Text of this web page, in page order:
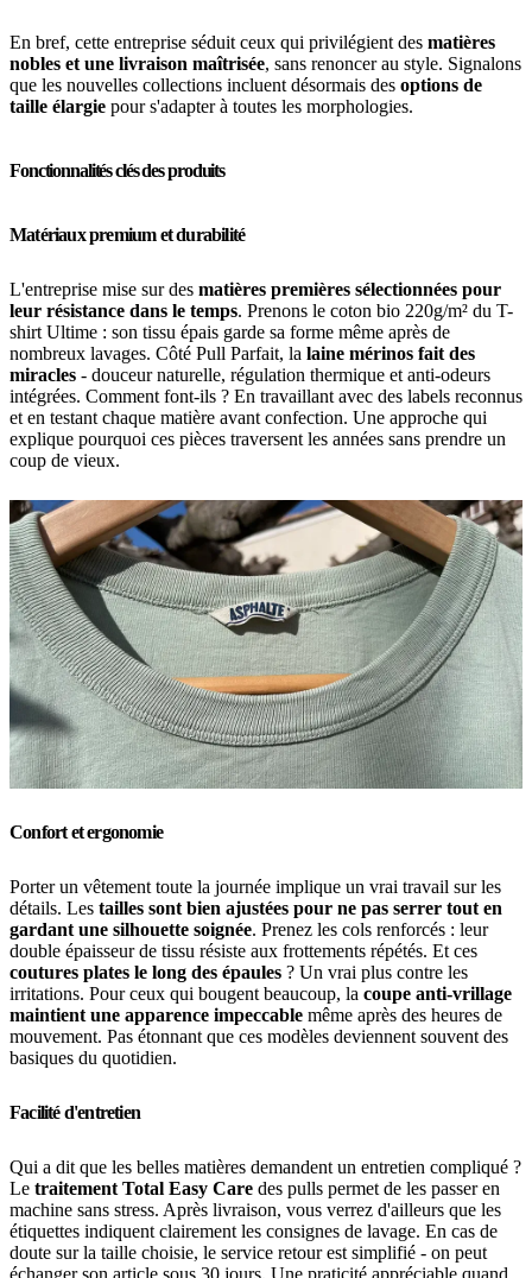
En bref, cette entreprise séduit ceux qui privilégient des matières
nobles et une livraison maîtrisée, sans renoncer au style. Signalons
que les nouvelles collections incluent désormais des options de
taille élargie pour s'adapter à toutes les morphologies.
Fonctionnalités clés des produits
Matériaux premium et durabilité
L'entreprise mise sur des matières premières sélectionnées pour
leur résistance dans le temps. Prenons le coton bio 220g/m² du T-
shirt Ultime : son tissu épais garde sa forme même après de
nombreux lavages. Côté Pull Parfait, la laine mérinos fait des
miracles - douceur naturelle, régulation thermique et anti-odeurs
intégrées. Comment font-ils ? En travaillant avec des labels reconnus
et en testant chaque matière avant confection. Une approche qui
explique pourquoi ces pièces traversent les années sans prendre un
coup de vieux.
Confort et ergonomie
Porter un vêtement toute la journée implique un vrai travail sur les
détails. Les tailles sont bien ajustées pour ne pas serrer tout en
gardant une silhouette soignée. Prenez les cols renforcés : leur
double épaisseur de tissu résiste aux frottements répétés. Et ces
coutures plates le long des épaules ? Un vrai plus contre les
irritations. Pour ceux qui bougent beaucoup, la coupe anti-vrillage
maintient une apparence impeccable même après des heures de
mouvement. Pas étonnant que ces modèles deviennent souvent des
basiques du quotidien.
Facilité d'entretien
Qui a dit que les belles matières demandent un entretien compliqué ?
Le traitement Total Easy Care des pulls permet de les passer en
machine sans stress. Après livraison, vous verrez d'ailleurs que les
étiquettes indiquent clairement les consignes de lavage. En cas de
doute sur la taille choisie, le service retour est simplifié - on peut
échanger son article sous 30 jours. Une praticité appréciable quand